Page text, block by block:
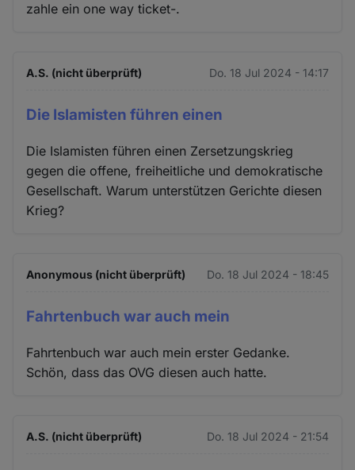
zahle ein one way ticket-.
A.S. (nicht überprüft) Do. 18 Jul 2024 - 14:17
Die Islamisten führen einen
Die Islamisten führen einen Zersetzungskrieg
gegen die offene, freiheitliche und demokratische
Gesellschaft. Warum unterstützen Gerichte diesen
Krieg?
Anonymous (nicht überprüft) Do. 18 Jul 2024 - 18:45
Fahrtenbuch war auch mein
Fahrtenbuch war auch mein erster Gedanke.
Schön, dass das OVG diesen auch hatte.
A.S. (nicht überprüft) Do. 18 Jul 2024 - 21:54